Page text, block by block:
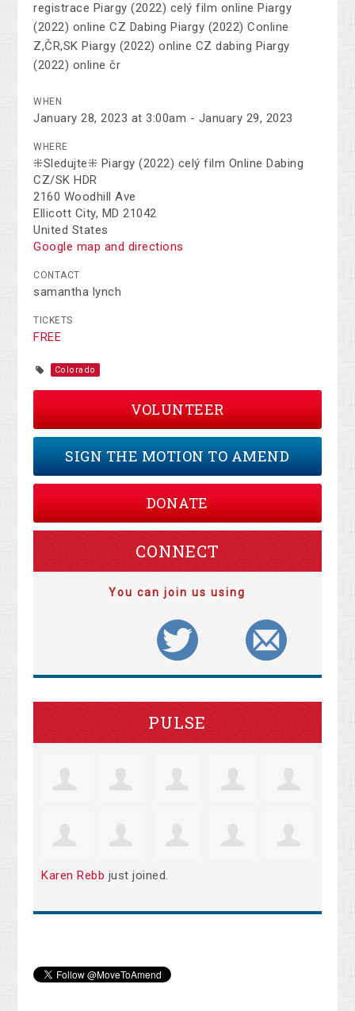
registrace Piargy (2022) celý film online Piargy
(2022) online CZ Dabing Piargy (2022) Conline
Z,ČR,SK Piargy (2022) online CZ dabing Piargy
(2022) online čr
WHEN
January 28, 2023 at 3:00am - January 29, 2023
WHERE
⁜Sledujte⁜ Piargy (2022) celý film Online Dabing
CZ/SK HDR
2160 Woodhill Ave
Ellicott City, MD 21042
United States
Google map and directions
CONTACT
samantha lynch
TICKETS
FREE
Colorado
VOLUNTEER
SIGN THE MOTION TO AMEND
DONATE
CONNECT
You can join us using
PULSE
Karen Rebb just joined.